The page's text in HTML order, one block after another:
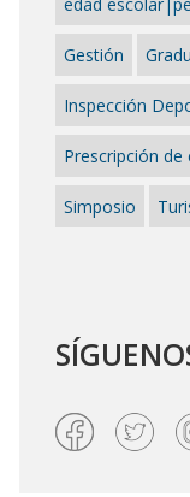
Gestión
Inspección
Prescripción
Simposio